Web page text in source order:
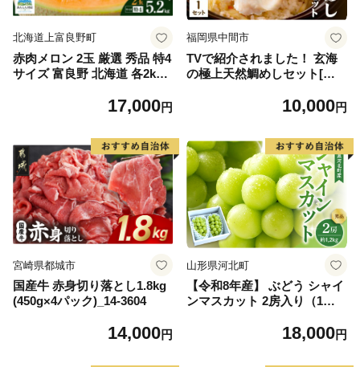
北海道上富良野町
赤肉メロン 2玉 厳選 秀品 特4
サイズ 富良野 北海道 各2kg
富良野 メロン めろん 果物 く
17,000円
福岡県中間市
TVで紹介されました！ 玄海
の極上天然鯛めしセット[鯛
だし]【010-0001】10,000円
宮崎県都城市
国産牛 赤身切り落とし1.8kg
(450g×4パック)_14-3604
14,000円
山形県河北町
【令和8年産】 ぶどう シャイ
ンマスカット 2房入り（1房6
産【山形eLab】 ka074-023-r
18,000円